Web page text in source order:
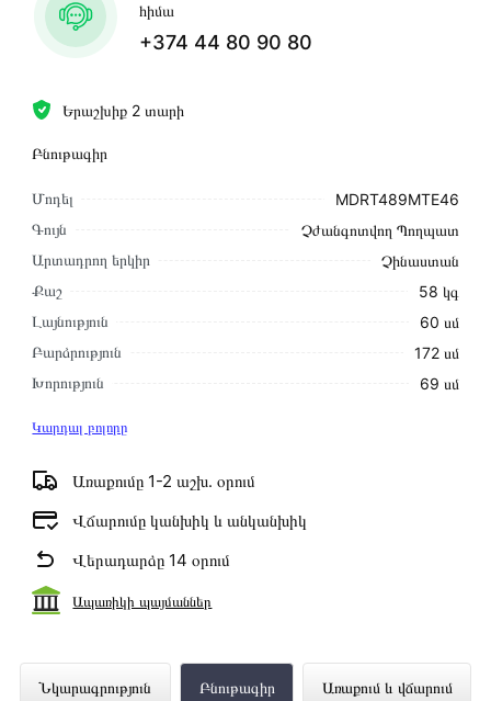
Երաշխիք 2 տարի
Բնութագիր
Մոդել
MDRT489MTE46
Գույն
Չժանգոտվող Պողպատ
Արտադրող երկիր
Չինաստան
Քաշ
58 կգ
Լայնություն
60 սմ
Բարձրություն
172 սմ
Խորություն
69 սմ
Կարդալ բոլորը
Առաքումը 1-2 աշխ․ օրում
Վճարումը կանխիկ և անկանխիկ
Վերադարձը 14 օրում
Ապառիկի պայմաններ
հիմա
+374 44 80 90 80
Նկարագրություն Բնութագիր Առաքում և վճարում
Սառնարան MIDEA MDRT489MTE46